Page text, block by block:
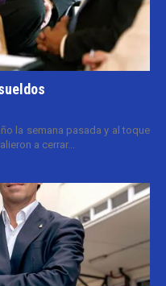
la semana pasada y al toque
a cerrar...